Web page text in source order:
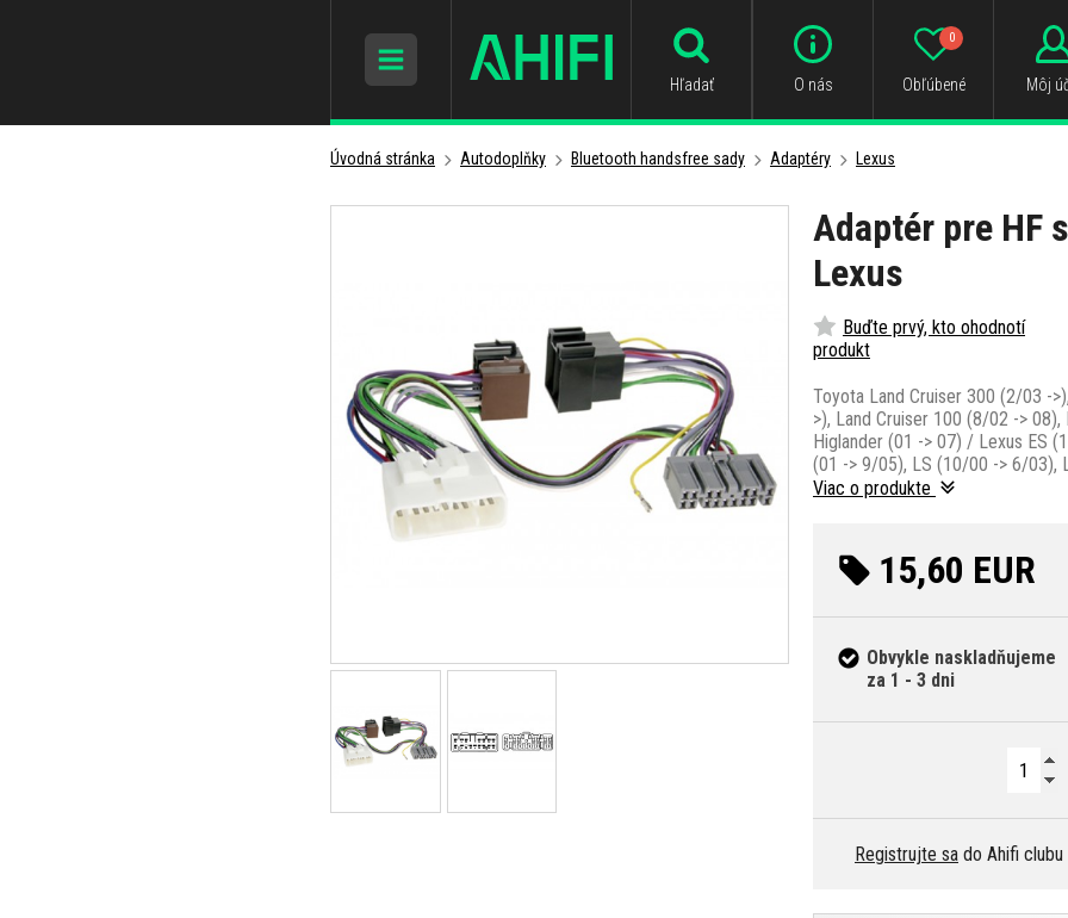
Hľadať O nás Obľúbené
0
Môj
Úvodná stránka Autodoplňky Bluetooth handsfree sady Adaptéry Lexus
Adaptér pre HF
Lexus
Buďte prvý, kto ohodnotí
produkt
Toyota Land Cruiser 300 (2/03 -
>), Land Cruiser 100 (8/02 ->
Higlander (01 -> 07) / Lexus ES
(01 -> 9/05), LS (10/00 -> 6/03),
Viac o produkte
15,60 EUR
Obvykle naskladňujeme
za 1 - 3 dni
Registrujte sa do Ahifi